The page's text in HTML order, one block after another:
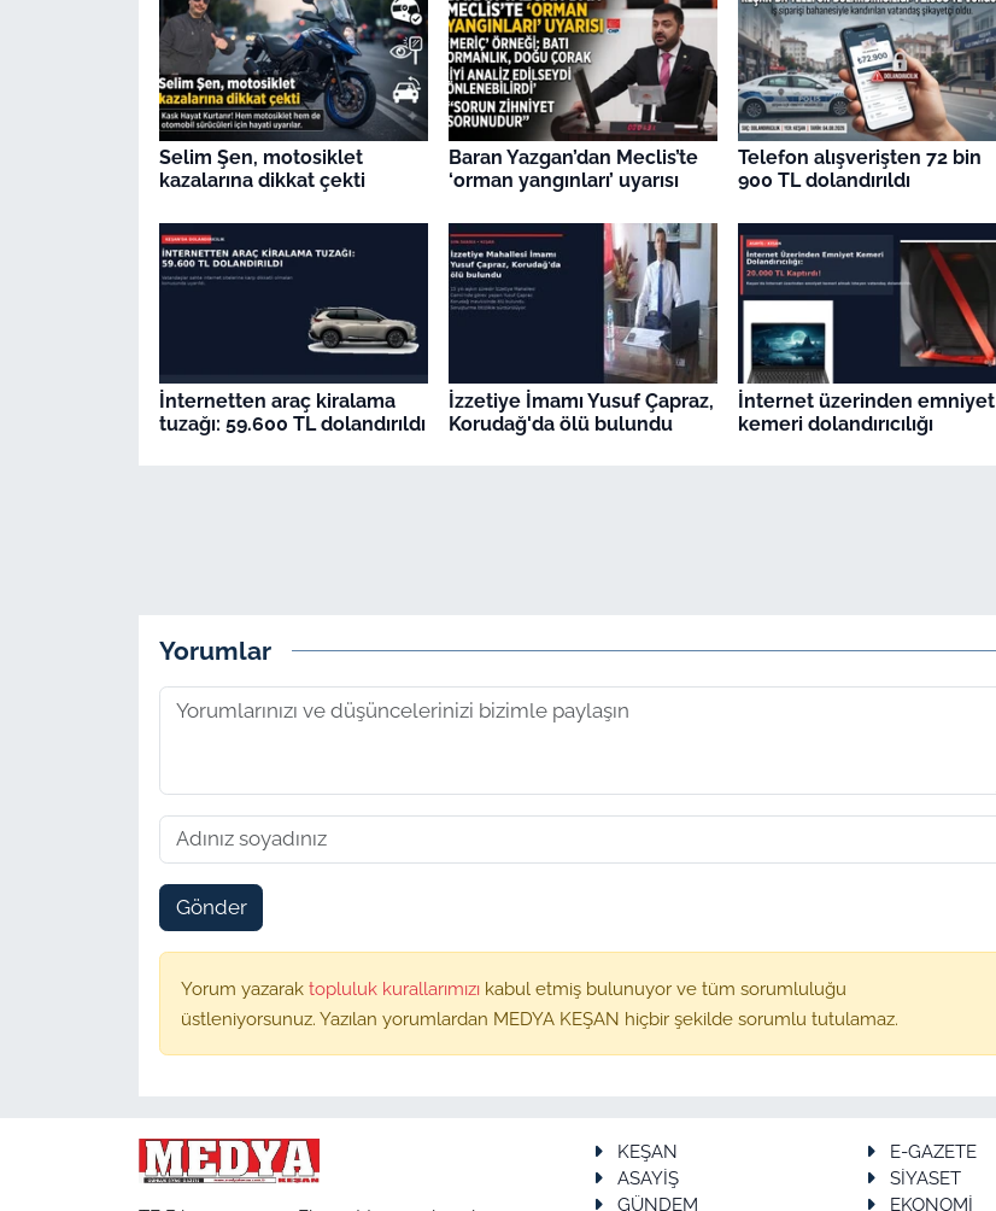
Selim Şen, motosiklet
kazalarına dikkat çekti
Baran Yazgan’dan Meclis’te
‘orman yangınları’ uyarısı
Telefon alışverişten 72 bin
900 TL dolandırıldı
İnternetten araç kiralama
tuzağı: 59.600 TL dolandırıldı
İzzetiye İmamı Yusuf Çapraz,
Korudağ'da ölü bulundu
İnternet üzerinden emniyet
kemeri dolandırıcılığı
Yorumlar
Gönder
Yorum yazarak topluluk kurallarımızı kabul etmiş bulunuyor ve tüm sorumluluğu
üstleniyorsunuz. Yazılan yorumlardan MEDYA KEŞAN hiçbir şekilde sorumlu tutulamaz.
KEŞAN
E-GAZETE
ASAYİŞ
SİYASET
GÜNDEM
EKONOMİ